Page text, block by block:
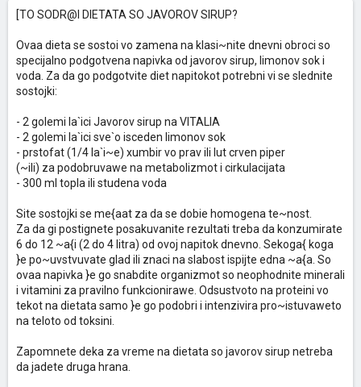
[TO SODR@I DIETATA SO JAVOROV SIRUP?
Ovaa dieta se sostoi vo zamena na klasi~nite dnevni obroci so
specijalno podgotvena napivka od javorov sirup, limonov sok i
voda. Za da go podgotvite diet napitokot potrebni vi se slednite
sostojki:
- 2 golemi la`ici Javorov sirup na VITALIA
- 2 golemi la`ici sve`o isceden limonov sok
- prstofat (1/4 la`i~e) xumbir vo prav ili lut crven piper
(~ili) za podobruvawe na metabolizmot i cirkulacijata
- 300 ml topla ili studena voda
Site sostojki se me{aat za da se dobie homogena te~nost.
Za da gi postignete posakuvanite rezultati treba da konzumirate
6 do 12 ~a{i (2 do 4 litra) od ovoj napitok dnevno. Sekoga{ koga
}e po~uvstvuvate glad ili znaci na slabost ispijte edna ~a{a. So
ovaa napivka }e go snabdite organizmot so neophodnite minerali
i vitamini za pravilno funkcionirawe. Odsustvoto na proteini vo
tekot na dietata samo }e go podobri i intenzivira pro~istuvaweto
na teloto od toksini.
Zapomnete deka za vreme na dietata so javorov sirup netreba
da jadete druga hrana.